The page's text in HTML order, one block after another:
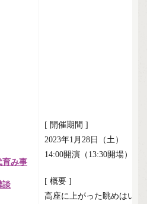
育み事
談
[ 開催期間 ]
2023年1月28日（土）
14:00開演（13:30開場）
[ 概要 ]
高座に上がった眺めはい